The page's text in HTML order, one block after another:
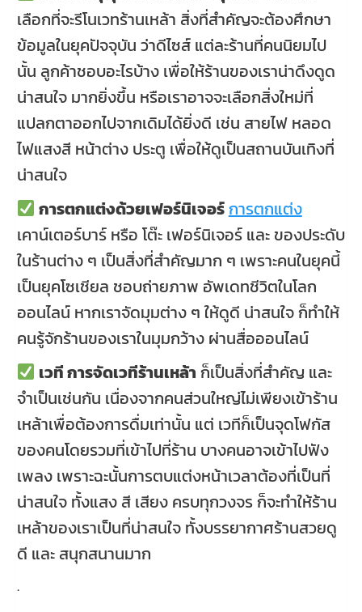
เลือกที่จะรีโนเวทร้านเหล้า สิ่งที่สำคัญจะต้องศึกษา
ข้อมูลในยุคปัจจุบัน ว่าดีไซส์ แต่ละร้านที่คนนิยมไป
นั้น ลูกค้าชอบอะไรบ้าง เพื่อให้ร้านของเราน่าดึงดูด
น่าสนใจ มากยิ่งขึ้น หรือเราอาจจะเลือกสิ่งใหม่ที่
แปลกตาออกไปจากเดิมได้ยิ่งดี เช่น สายไฟ หลอด
ไฟแสงสี หน้าต่าง ประตู เพื่อให้ดูเป็นสถานบันเทิงที่
น่าสนใจ
การตกแต่งด้วยเฟอร์นิเจอร์การตกแต่ง
เคาน์เตอร์บาร์ หรือ โต๊ะ เฟอร์นิเจอร์ และ ของประดับ
ในร้านต่าง ๆ เป็นสิ่งที่สำคัญมาก ๆ เพราะคนในยุคนี้
เป็นยุคโซเชียล ชอบถ่ายภาพ อัพเดทชีวิตในโลก
ออนไลน์ หากเราจัดมุมต่าง ๆ ให้ดูดี น่าสนใจ ก็ทำให้
คนรู้จักร้านของเราในมุมกว้าง ผ่านสื่อออนไลน์
เวที การจัดเวทีร้านเหล้า ก็เป็นสิ่งที่สำคัญ และ
จำเป็นเช่นกัน เนื่องจากคนส่วนใหญ่ไม่เพียงเข้าร้าน
เหล้าเพื่อต้องการดื่มเท่านั้น แต่ เวทีก็เป็นจุดโฟกัส
ของคนโดยรวมที่เข้าไปที่ร้าน บางคนอาจเข้าไปฟัง
เพลง เพราะฉะนั้นการตบแต่งหน้าเวลาต้องที่เป็นที่
น่าสนใจ ทั้งแสง สี เสียง ครบทุกวงจร ก็จะทำให้ร้าน
เหล้าของเราเป็นที่น่าสนใจ ทั้งบรรยากาศร้านสวยดู
ดี และ สนุกสนานมาก
.